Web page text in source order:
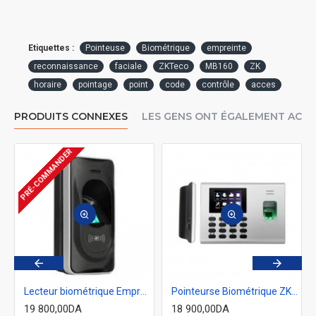
Etiquettes : Pointeuse Biométrique
empreinte
reconnaissance
faciale ZKTeco MB160
ZK
horaire
pointage point code contrôle acces
PRODUITS CONNEXES LES GENS ONT ÉGALEMENT
PRÉ-COMMANDER
19 800,00DA 18 900,00DA